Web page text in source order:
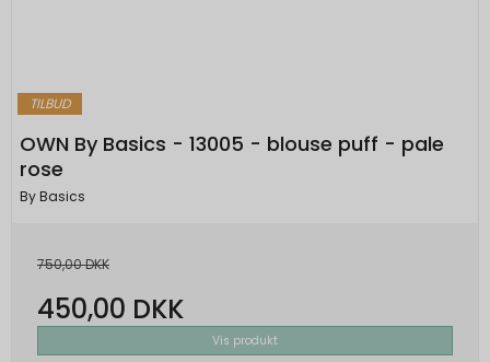
TILBUD
OWN By Basics - 13005 - blouse puff - pale
rose
By Basics
750,00 DKK
450,00 DKK
Vis produkt